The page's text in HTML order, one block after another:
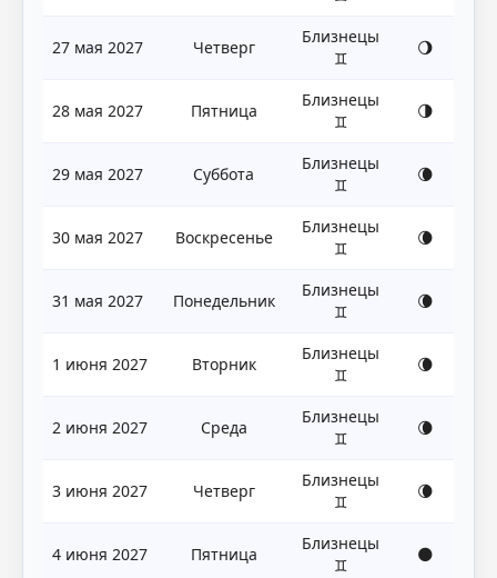
27 мая 2027 Четверг
Близнецы
♊
🌖
28 мая 2027 Пятница
Близнецы
♊
🌗
29 мая 2027 Суббота
Близнецы
♊
🌘
30 мая 2027 Воскресенье
Близнецы
♊
🌘
31 мая 2027 Понедельник
Близнецы
♊
🌘
1 июня 2027 Вторник
Близнецы
♊
🌘
2 июня 2027 Среда
Близнецы
♊
🌘
3 июня 2027 Четверг
Близнецы
♊
🌘
4 июня 2027 Пятница
Близнецы
♊
🌑